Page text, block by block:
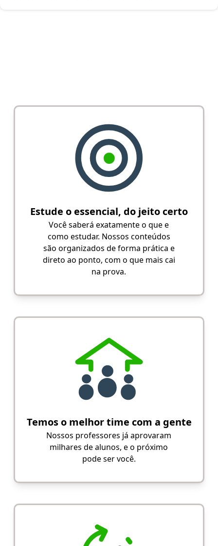
Estude o essencial, do jeito certo
Você saberá exatamente o que e
como estudar. Nossos conteúdos
são organizados de forma prática e
direto ao ponto, com o que mais cai
na prova.
Temos o melhor time com a gente
Nossos professores já aprovaram
milhares de alunos, e o próximo
pode ser você.